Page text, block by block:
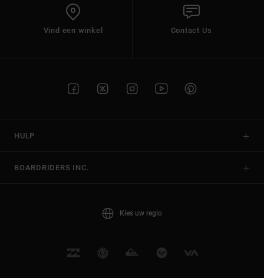
Vind een winkel Contact Us
HULP
BOARDRIDERS INC.
Kies uw regio